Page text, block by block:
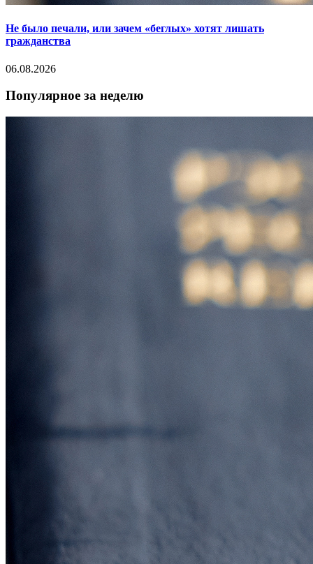
Не было печали, или зачем «беглых» хотят лишать
гражданства
06.08.2026
Популярное за неделю